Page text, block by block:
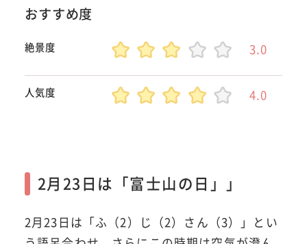
おすすめ度
絶景度 3.0
人気度 4.0
2月23日は「富士山の日」」
2月23日は「ふ（2）じ（2）さん（3）」とい